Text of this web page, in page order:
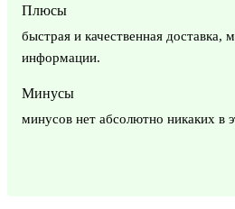
Плюсы
быстрая и качественная доставка,
информации.
Минусы
минусов нет абсолютно никаких в